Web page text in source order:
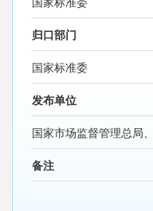
归口部门
国家标准委
发布单位
国家市场监督管理总局
备注